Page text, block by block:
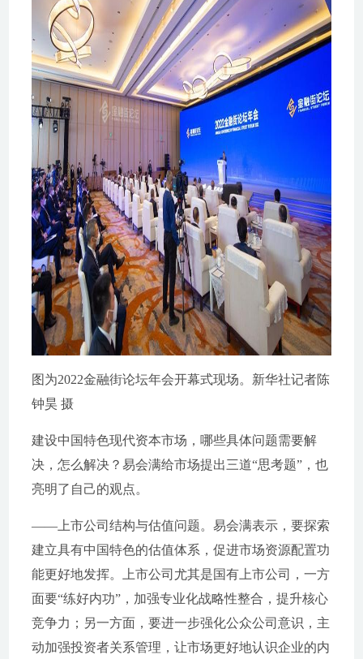
图为2022金融街论坛年会开幕式现场。新华社记者陈
钟昊 摄
建设中国特色现代资本市场，哪些具体问题需要解
决，怎么解决？易会满给市场提出三道“思考题”，也
亮明了自己的观点。
——上市公司结构与估值问题。易会满表示，要探索
建立具有中国特色的估值体系，促进市场资源配置功
能更好地发挥。上市公司尤其是国有上市公司，一方
面要“练好内功”，加强专业化战略性整合，提升核心
竞争力；另一方面，要进一步强化公众公司意识，主
动加强投资者关系管理，让市场更好地认识企业的内